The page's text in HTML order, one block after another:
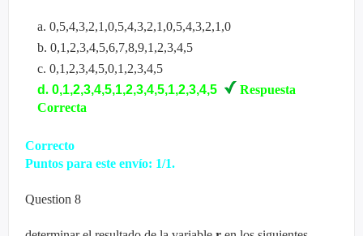
a. 0,5,4,3,2,1,0,5,4,3,2,1,0,5,4,3,2,1,0
b. 0,1,2,3,4,5,6,7,8,9,1,2,3,4,5
c. 0,1,2,3,4,5,0,1,2,3,4,5
d. 0,1,2,3,4,5,1,2,3,4,5,1,2,3,4,5
Respuesta
Correcta
Correcto
Puntos para este envío: 1/1.
Question 8